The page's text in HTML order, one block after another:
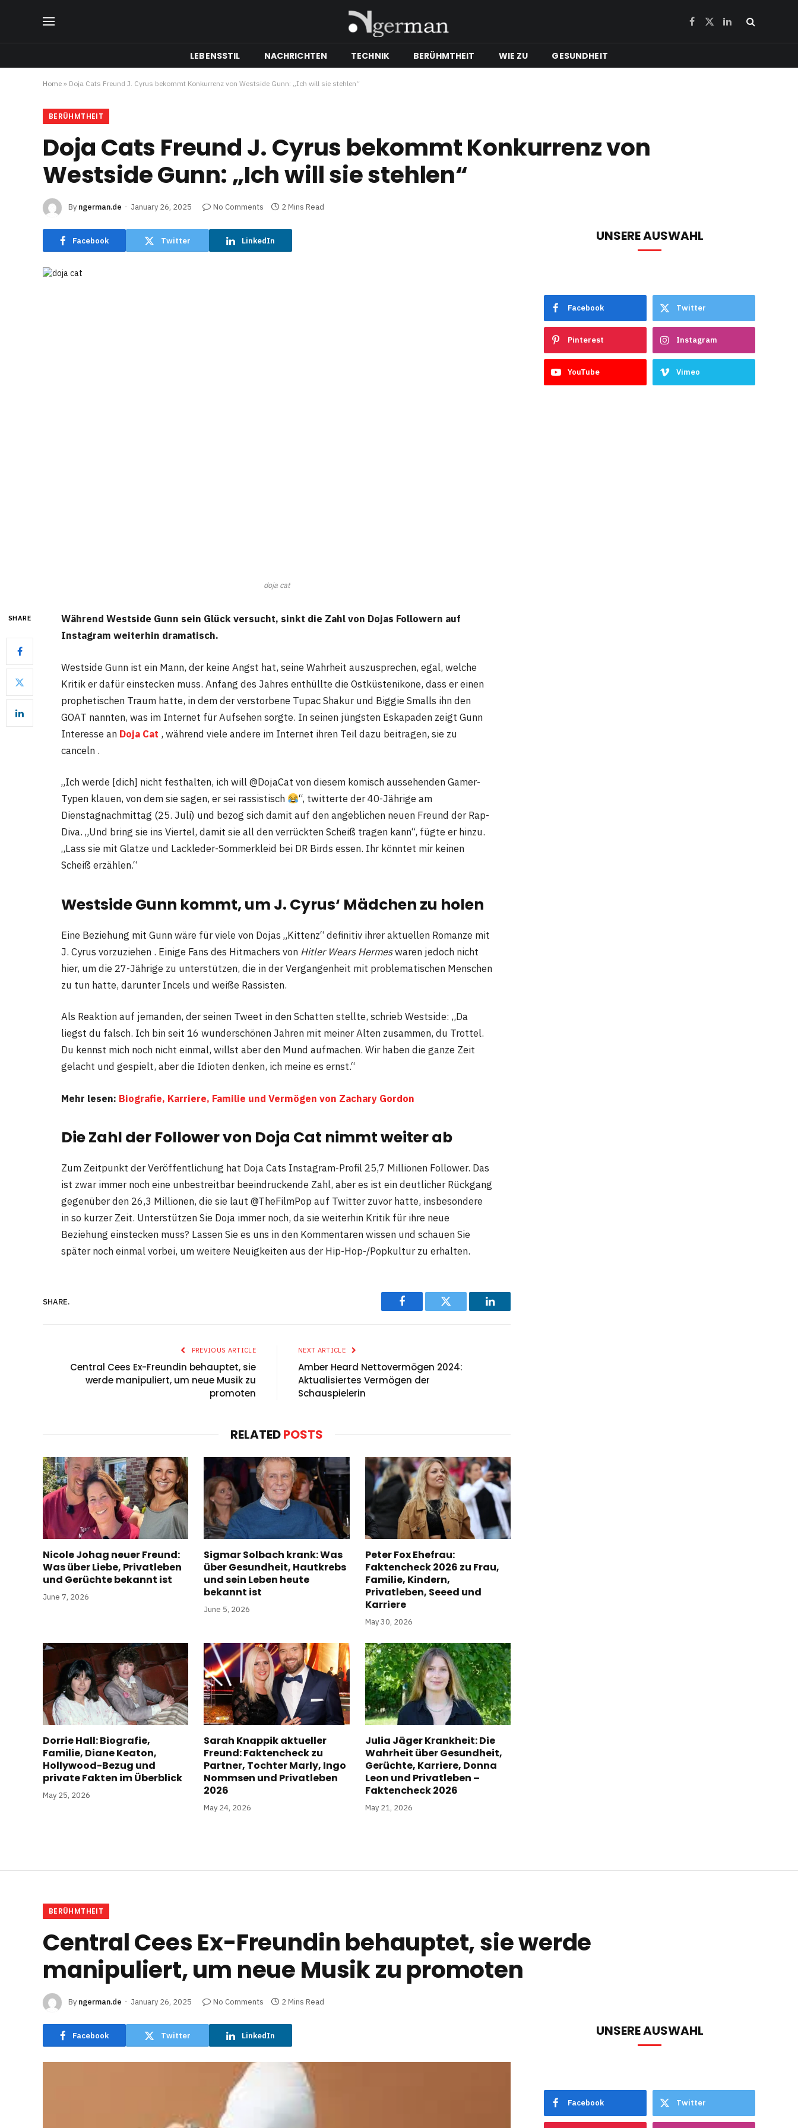
Facebook
X
LinkedIn
LEBENSSTIL NACHRICHTEN TECHNIK BERÜHMTHEIT WIE ZU GESUNDHEIT
Home » Doja Cats Freund J. Cyrus bekommt Konkurrenz von Westside Gunn: „Ich will sie stehlen“
BERÜHMTHEIT
Doja Cats Freund J. Cyrus bekommt Konkurrenz von
Westside Gunn: „Ich will sie stehlen“
By ngerman.de January 26, 2025 No Comments 2 Mins Read
Facebook Twitter LinkedIn
doja cat
SHARE
Während Westside Gunn sein Glück versucht, sinkt die Zahl von Dojas Followern auf
Instagram weiterhin dramatisch.
Westside Gunn ist ein Mann, der keine Angst hat, seine Wahrheit auszusprechen, egal, welche
Kritik er dafür einstecken muss. Anfang des Jahres enthüllte die Ostküstenikone, dass er einen
prophetischen Traum hatte, in dem der verstorbene Tupac Shakur und Biggie Smalls ihn den
GOAT nannten, was im Internet für Aufsehen sorgte. In seinen jüngsten Eskapaden zeigt Gunn
Interesse an Doja Cat , während viele andere im Internet ihren Teil dazu beitragen, sie zu
canceln .
„Ich werde [dich] nicht festhalten, ich will @DojaCat von diesem komisch aussehenden Gamer-
Typen klauen, von dem sie sagen, er sei rassistisch
“, twitterte der 40-Jährige am
Dienstagnachmittag (25. Juli) und bezog sich damit auf den angeblichen neuen Freund der Rap-
Diva. „Und bring sie ins Viertel, damit sie all den verrückten Scheiß tragen kann“, fügte er hinzu.
„Lass sie mit Glatze und Lackleder-Sommerkleid bei DR Birds essen. Ihr könntet mir keinen
Scheiß erzählen.“
Westside Gunn kommt, um J. Cyrus‘ Mädchen zu holen
Eine Beziehung mit Gunn wäre für viele von Dojas „Kittenz“ definitiv ihrer aktuellen Romanze mit
J. Cyrus vorzuziehen . Einige Fans des Hitmachers von Hitler Wears Hermeswaren jedoch nicht
hier, um die 27-Jährige zu unterstützen, die in der Vergangenheit mit problematischen Menschen
zu tun hatte, darunter Incels und weiße Rassisten.
Als Reaktion auf jemanden, der seinen Tweet in den Schatten stellte, schrieb Westside: „Da
liegst du falsch. Ich bin seit 16 wunderschönen Jahren mit meiner Alten zusammen, du Trottel.
Du kennst mich noch nicht einmal, willst aber den Mund aufmachen. Wir haben die ganze Zeit
gelacht und gespielt, aber die Idioten denken, ich meine es ernst.“
Mehr lesen: Biografie, Karriere, Familie und Vermögen von Zachary Gordon
Die Zahl der Follower von Doja Cat nimmt weiter ab
Zum Zeitpunkt der Veröffentlichung hat Doja Cats Instagram-Profil 25,7 Millionen Follower. Das
ist zwar immer noch eine unbestreitbar beeindruckende Zahl, aber es ist ein deutlicher Rückgang
gegenüber den 26,3 Millionen, die sie laut @TheFilmPop auf Twitter zuvor hatte, insbesondere
in so kurzer Zeit. Unterstützen Sie Doja immer noch, da sie weiterhin Kritik für ihre neue
Beziehung einstecken muss? Lassen Sie es uns in den Kommentaren wissen und schauen Sie
später noch einmal vorbei, um weitere Neuigkeiten aus der Hip-Hop-/Popkultur zu erhalten.
SHARE.
Facebook Twitter LinkedIn
PREVIOUS ARTICLE
Central Cees Ex-Freundin behauptet, sie
werde manipuliert, um neue Musik zu
promoten
NEXT ARTICLE
Amber Heard Nettovermögen 2024:
Aktualisiertes Vermögen der
Schauspielerin
RELATEDPOSTS
Nicole Johag neuer Freund:
Was über Liebe, Privatleben
und Gerüchte bekannt ist
June 7, 2026
Sigmar Solbach krank: Was
über Gesundheit, Hautkrebs
und sein Leben heute
bekannt ist
June 5, 2026
Peter Fox Ehefrau:
Faktencheck 2026 zu Frau,
Familie, Kindern,
Privatleben, Seeed und
Karriere
May 30, 2026
Dorrie Hall: Biografie,
Familie, Diane Keaton,
Hollywood-Bezug und
private Fakten im Überblick
May 25, 2026
Sarah Knappik aktueller
Freund: Faktencheck zu
Partner, Tochter Marly, Ingo
Nommsen und Privatleben
2026
May 24, 2026
Julia Jäger Krankheit: Die
Wahrheit über Gesundheit,
Gerüchte, Karriere, Donna
Leon und Privatleben –
Faktencheck 2026
May 21, 2026
UNSERE AUSWAHL
Facebook Twitter
Pinterest Instagram
YouTube Vimeo
BERÜHMTHEIT
Central Cees Ex-Freundin behauptet, sie werde
manipuliert, um neue Musik zu promoten
By ngerman.de January 26, 2025 No Comments 2 Mins Read
Facebook Twitter LinkedIn UNSERE AUSWAHL
Facebook Twitter